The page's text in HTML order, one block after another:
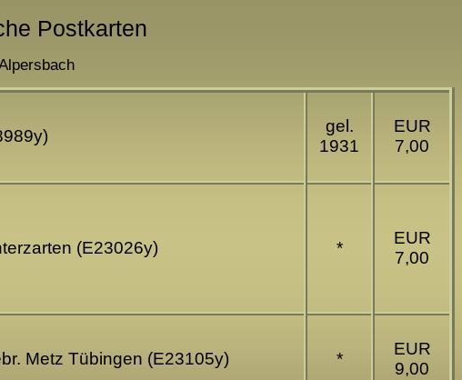
Postkarten
gel.
1931
EUR
7,00
(E23026y) *
EUR
7,00
Metz Tübingen (E23105y) *
EUR
9,00